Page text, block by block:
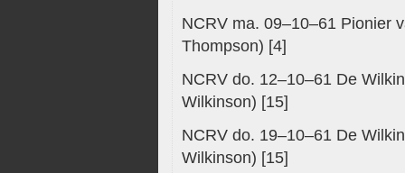
NCRV ma. 09–10–61 Pionier
Thompson) [4]
NCRV do. 12–10–61 De
Wilkinson) [15]
NCRV do. 19–10–61 De
Wilkinson) [15]